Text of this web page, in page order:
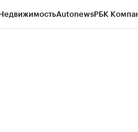
AutonewsРБК